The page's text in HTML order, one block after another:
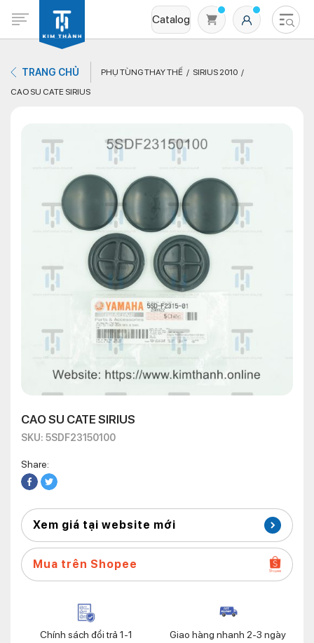
Catalog
Không có sản phẩm nào trong giỏ hàng
TRANG CHỦ PHỤ TÙNG THAY THẾ
SIRIUS 2010
CAO SU CATE SIRIUS
CAO SU CATE SIRIUS
SKU: 5SDF23150100
Share:
Xem giá tại website mới
Mua trên Shopee
Chính sách đổi trả 1-1 Giao hàng nhanh 2-3 ngày